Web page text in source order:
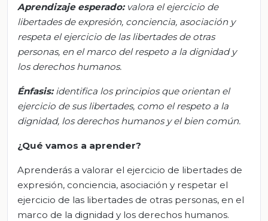
Aprendizaje esperado: valora el ejercicio de
libertades de expresión, conciencia, asociación y
respeta el ejercicio de las libertades de otras
personas, en el marco del respeto a la dignidad y
los derechos humanos.
Énfasis: identifica los principios que orientan el
ejercicio de sus libertades, como el respeto a la
dignidad, los derechos humanos y el bien común.
¿Qué vamos a aprender?
Aprenderás a valorar el ejercicio de libertades de
expresión, conciencia, asociación y respetar el
ejercicio de las libertades de otras personas, en el
marco de la dignidad y los derechos humanos.